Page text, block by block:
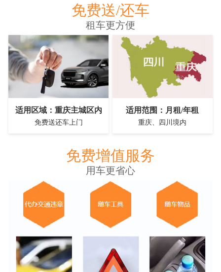
免费送/还车
租车更方便
适用区域：重庆主城区内
免费送还车上门
适用范围：月租/年租
重庆、四川境内
免费增值服务
用车更省心